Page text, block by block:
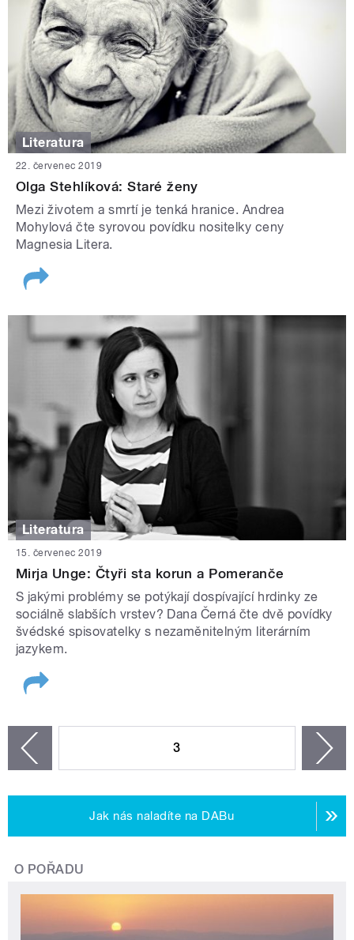
Literatura
22. červenec 2019
Olga Stehlíková: Staré ženy
Mezi životem a smrtí je tenká hranice. Andrea
Mohylová čte syrovou povídku nositelky ceny
Magnesia Litera.
Literatura
15. červenec 2019
Mirja Unge: Čtyři sta korun a Pomeranče
S jakými problémy se potýkají dospívající hrdinky ze
sociálně slabších vrstev? Dana Černá čte dvě povídky
švédské spisovatelky s nezaměnitelným literárním
jazykem.
3
Jak nás naladíte na DABu
O POŘADU